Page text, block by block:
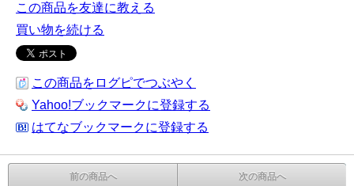
この商品を友達に教える
買い物を続ける
この商品をログピでつぶやく
Yahoo!ブックマークに登録する
はてなブックマークに登録する
前の商品へ 次の商品へ